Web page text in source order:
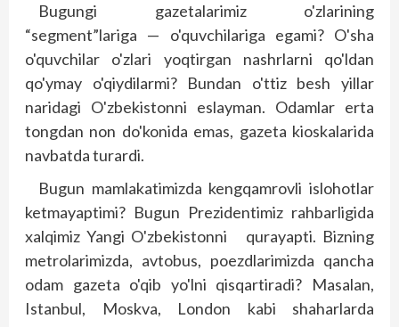
Bugungi gazetalarimiz o'zlarining
“segment”lariga — o'quvchilariga egami? O'sha
o'quvchilar o'zlari yoqtirgan nashrlarni qo'ldan
qo'ymay o'qiydilarmi? Bundan o'ttiz besh yillar
naridagi O'zbekis­tonni eslayman. Odamlar erta
tongdan non do'konida emas, gazeta kioskalarida
navbatda turardi.
Bugun mamlakatimizda kengqamrovli islohotlar
ketmayaptimi? Bugun Prezidentimiz rahbarligida
xalqimiz Yangi O'zbekistonni qurayapti. Bizning
metrolarimizda, avtobus, poezdlarimizda qancha
odam gazeta o'qib yo'lni qisqartiradi? Masalan,
Istanbul, Moskva, London kabi shaharlarda